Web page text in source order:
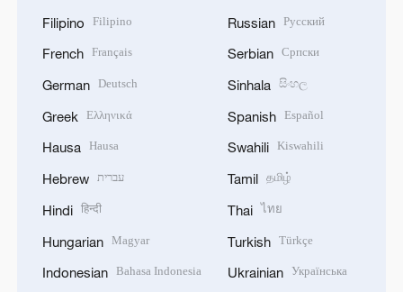
Filipino Filipino
French Français
German Deutsch
Greek Ελληνικά
Hausa Hausa
Hebrew עברית
Hindi हिन्दी
Hungarian Magyar
Indonesian Bahasa Indonesia
Russian Русский
Serbian Српски
Sinhala සිංහල
Spanish Español
Swahili Kiswahili
Tamil தமிழ்
Thai ไทย
Turkish Türkçe
Ukrainian Українська